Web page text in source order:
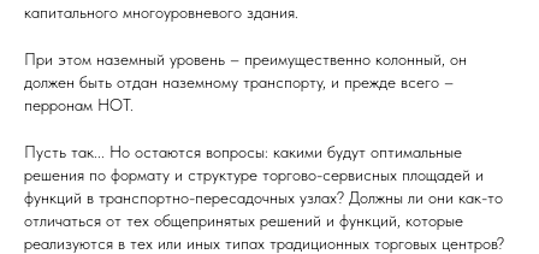
капитального многоуровневого здания.
При этом наземный уровень – преимущественно колонный, он
должен быть отдан наземному транспорту, и прежде всего –
перронам НОТ.
Пусть так... Но остаются вопросы: какими будут оптимальные
решения по формату и структуре торгово-сервисных площадей и
функций в транспортно-пересадочных узлах? Должны ли они как-то
отличаться от тех общепринятых решений и функций, которые
реализуются в тех или иных типах традиционных торговых центров?